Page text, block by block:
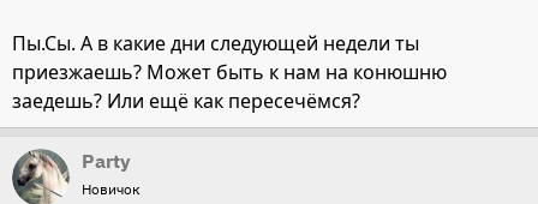
Пы.Сы. А в какие дни следующей недели ты
приезжаешь? Может быть к нам на конюшню
заедешь? Или ещё как пересечёмся?
Party
Новичок